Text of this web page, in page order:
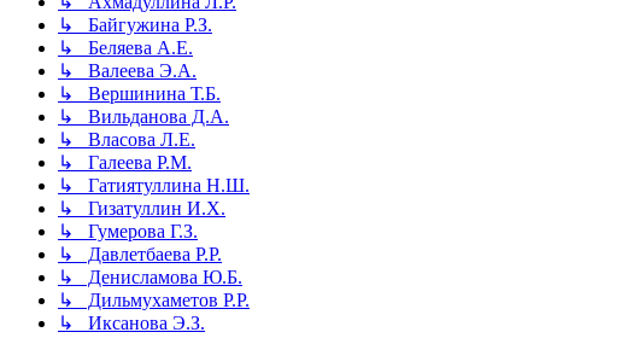
↳ Байгужина Р.З.
↳ Беляева А.Е.
↳ Валеева Э.А.
↳ Вершинина Т.Б.
↳ Вильданова Д.А.
↳ Власова Л.Е.
↳ Галеева Р.М.
↳ Гатиятуллина Н.Ш.
↳ Гизатуллин И.Х.
↳ Гумерова Г.З.
↳ Давлетбаева Р.Р.
↳ Денисламова Ю.Б.
↳ Дильмухаметов Р.Р.
↳ Иксанова Э.З.